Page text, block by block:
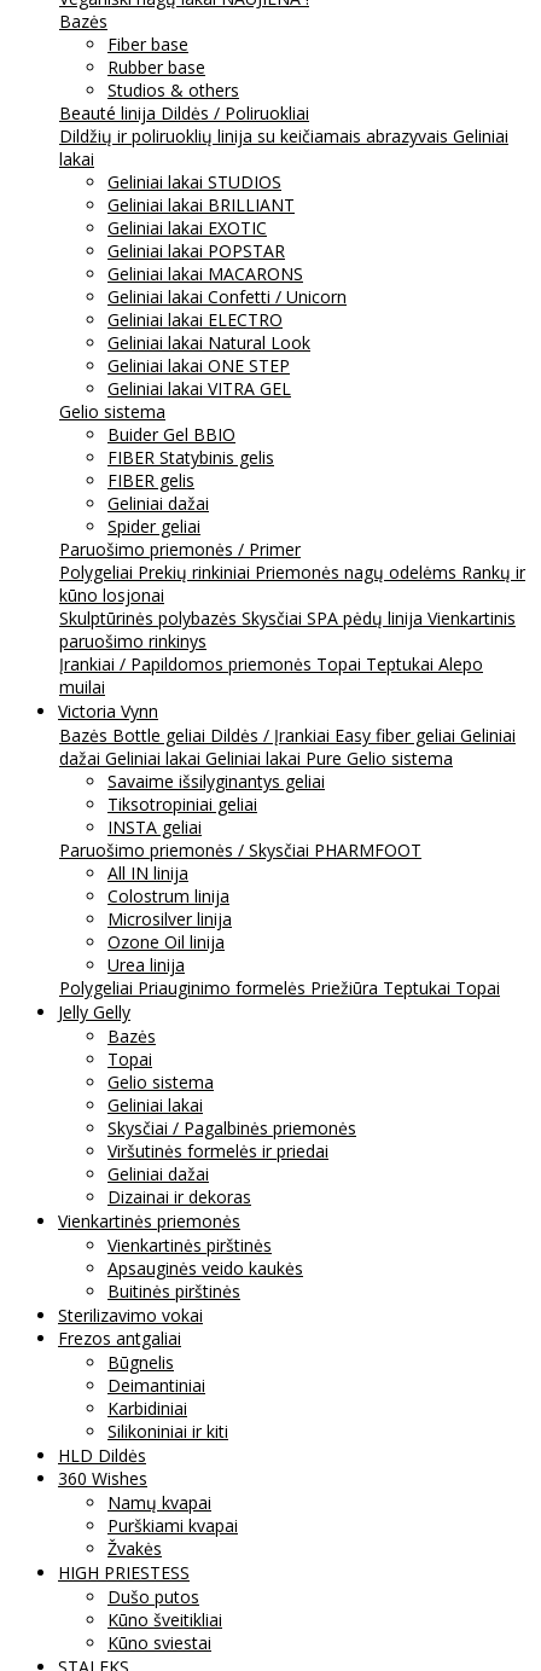
Bazės
Fiber base
Rubber base
Studios & others
Beauté linija Dildės / Poliruokliai
Dildžių ir poliruoklių linija su keičiamais abrazyvais Geliniai
lakai
Geliniai lakai STUDIOS
Geliniai lakai BRILLIANT
Geliniai lakai EXOTIC
Geliniai lakai POPSTAR
Geliniai lakai MACARONS
Geliniai lakai Confetti / Unicorn
Geliniai lakai ELECTRO
Geliniai lakai Natural Look
Geliniai lakai ONE STEP
Geliniai lakai VITRA GEL
Gelio sistema
Buider Gel BBIO
FIBER Statybinis gelis
FIBER gelis
Geliniai dažai
Spider geliai
Paruošimo priemonės / Primer
Polygeliai Prekių rinkiniai Priemonės nagų odelėms Rankų ir
kūno losjonai
Skulptūrinės polybazės Skysčiai SPA pėdų linija Vienkartinis
paruošimo rinkinys
Įrankiai / Papildomos priemonės Topai Teptukai Alepo
muilai
Victoria Vynn
Bazės Bottle geliai Dildės / Įrankiai Easy fiber geliai Geliniai
dažai Geliniai lakai Geliniai lakai Pure Gelio sistema
Savaime išsilyginantys geliai
Tiksotropiniai geliai
INSTA geliai
Paruošimo priemonės / Skysčiai PHARMFOOT
All IN linija
Colostrum linija
Microsilver linija
Ozone Oil linija
Urea linija
Polygeliai Priauginimo formelės Priežiūra Teptukai Topai
Jelly Gelly
Bazės
Topai
Gelio sistema
Geliniai lakai
Skysčiai / Pagalbinės priemonės
Viršutinės formelės ir priedai
Geliniai dažai
Dizainai ir dekoras
Vienkartinės priemonės
Vienkartinės pirštinės
Apsauginės veido kaukės
Buitinės pirštinės
Sterilizavimo vokai
Frezos antgaliai
Būgnelis
Deimantiniai
Karbidiniai
Silikoniniai ir kiti
HLD Dildės
360 Wishes
Namų kvapai
Purškiami kvapai
Žvakės
HIGH PRIESTESS
Dušo putos
Kūno šveitikliai
Kūno sviestai
STALEKS